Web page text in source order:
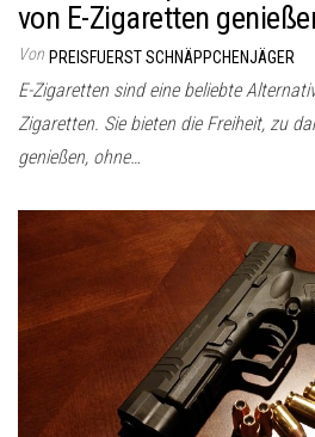
von E-Zigaretten
Von PREISFUERST SCHNÄPPCHENJÄGER
E-Zigaretten sind eine beliebte
Zigaretten. Sie bieten die Freiheit, zu
genießen, ohne…